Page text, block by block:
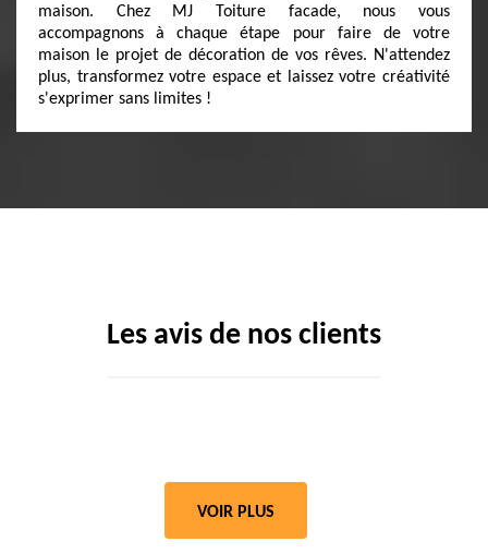
maison. Chez MJ Toiture facade, nous vous
accompagnons à chaque étape pour faire de votre
maison le projet de décoration de vos rêves. N'attendez
plus, transformez votre espace et laissez votre créativité
s'exprimer sans limites !
Les avis de nos clients
VOIR PLUS